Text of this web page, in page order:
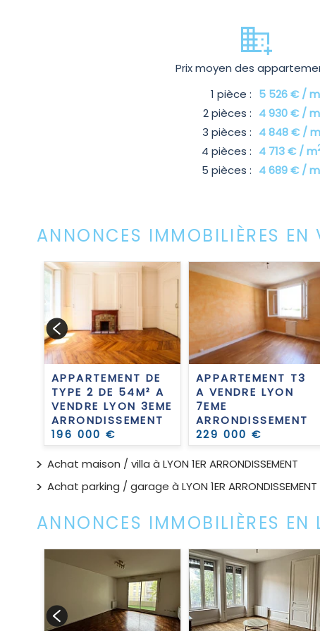
Prix moyen des
1 pièce : 5 526 € / m
2 pièces : 4 930 € / m
3 pièces : 4 848 € / m
4 pièces : 4 713 € / m
5 pièces : 4 689 € / m
ANNONCES IMMOBILIÈRES EN
APPARTEMENT DE
TYPE 2 DE 54M² A
VENDRE LYON 3EME
ARRONDISSEMENT
196 000 €
APPARTEMENT T3
A VENDRE LYON
7EME
ARRONDISSEMENT
229 000 €
Achat maison / villa à LYON 1ER ARRONDISSEMENT
Achat parking / garage à LYON 1ER ARRONDISSEMENT
ANNONCES IMMOBILIÈRES